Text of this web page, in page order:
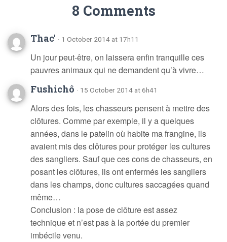
8 Comments
Thac' · 1 October 2014 at 17h11
Un jour peut-être, on laissera enfin tranquille ces
pauvres animaux qui ne demandent qu’à vivre…
Fushichô · 15 October 2014 at 6h41
Alors des fois, les chasseurs pensent à mettre des
clôtures. Comme par exemple, il y a quelques
années, dans le patelin où habite ma frangine, ils
avaient mis des clôtures pour protéger les cultures
des sangliers. Sauf que ces cons de chasseurs, en
posant les clôtures, ils ont enfermés les sangliers
dans les champs, donc cultures saccagées quand
même…
Conclusion : la pose de clôture est assez
technique et n’est pas à la portée du premier
imbécile venu.